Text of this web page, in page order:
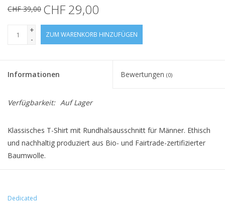
CHF 39,00 CHF 29,00
+
-
ZUM WARENKORB HINZUFÜGEN
Informationen Bewertungen (0)
Verfügbarkeit: Auf Lager
Klassisches T-Shirt mit Rundhalsausschnitt für Männer. Ethisch
und nachhaltig produziert aus Bio- und Fairtrade-zertifizierter
Baumwolle.
Dedicated